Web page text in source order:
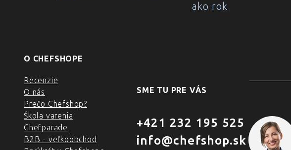
ako rok
O CHEFSHOPE
Recenzie
O nás
Prečo Chefshop?
Škola varenia
Chefparade
B2B - veľkoobchod
SME TU PRE VÁS
+421 232 195 525
info@chefshop.sk